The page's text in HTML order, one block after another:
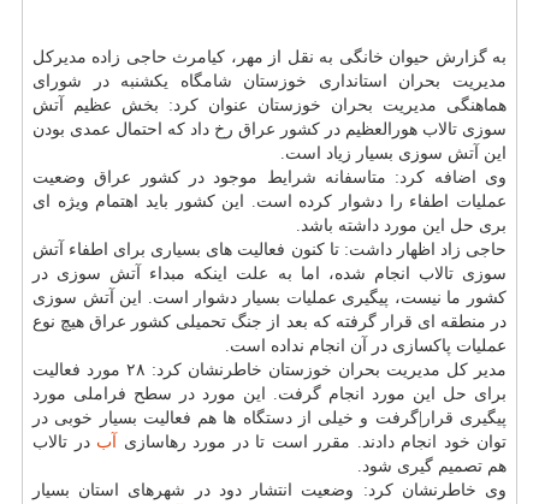
به گزارش حیوان خانگی به نقل از مهر، كیامرث حاجی زاده مدیركل
مدیریت بحران استانداری خوزستان شامگاه یكشنبه در شورای
هماهنگی مدیریت بحران خوزستان عنوان كرد: بخش عظیم آتش
سوزی تالاب هورالعظیم در كشور عراق رخ داد كه احتمال عمدی بودن
این آتش سوزی بسیار زیاد است.
وی اضافه كرد: متاسفانه شرایط موجود در كشور عراق وضعیت
عملیات اطفاء را دشوار كرده است. این كشور باید اهتمام ویژه ای
بری حل این مورد داشته باشد.
حاجی زاد اظهار داشت: تا كنون فعالیت های بسیاری برای اطفاء آتش
سوزی تالاب انجام شده، اما به علت اینكه مبداء آتش سوزی در
كشور ما نیست، پیگیری عملیات بسیار دشوار است. این آتش سوزی
در منطقه ای قرار گرفته كه بعد از جنگ تحمیلی كشور عراق هیچ نوع
عملیات پاكسازی در آن انجام نداده است.
مدیر كل مدیریت بحران خوزستان خاطرنشان كرد: ۲۸ مورد فعالیت
برای حل این مورد انجام گرفت. این مورد در سطح فراملی مورد
پیگیری قرار|گرفت و خیلی از دستگاه ها هم فعالیت بسیار خوبی در
توان خود انجام دادند. مقرر است تا در مورد رهاسازی
آب در تالاب
هم تصمیم گیری شود.
وی خاطرنشان كرد: وضعیت انتشار دود در شهرهای استان بسیار